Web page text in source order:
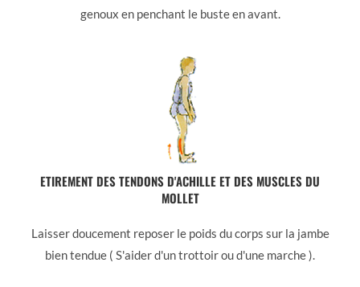
genoux en penchant le buste en avant.
ETIREMENT DES TENDONS D'ACHILLE ET DES MUSCLES DU
MOLLET
Laisser doucement reposer le poids du corps sur la jambe
bien tendue ( S'aider d'un trottoir ou d'une marche ).